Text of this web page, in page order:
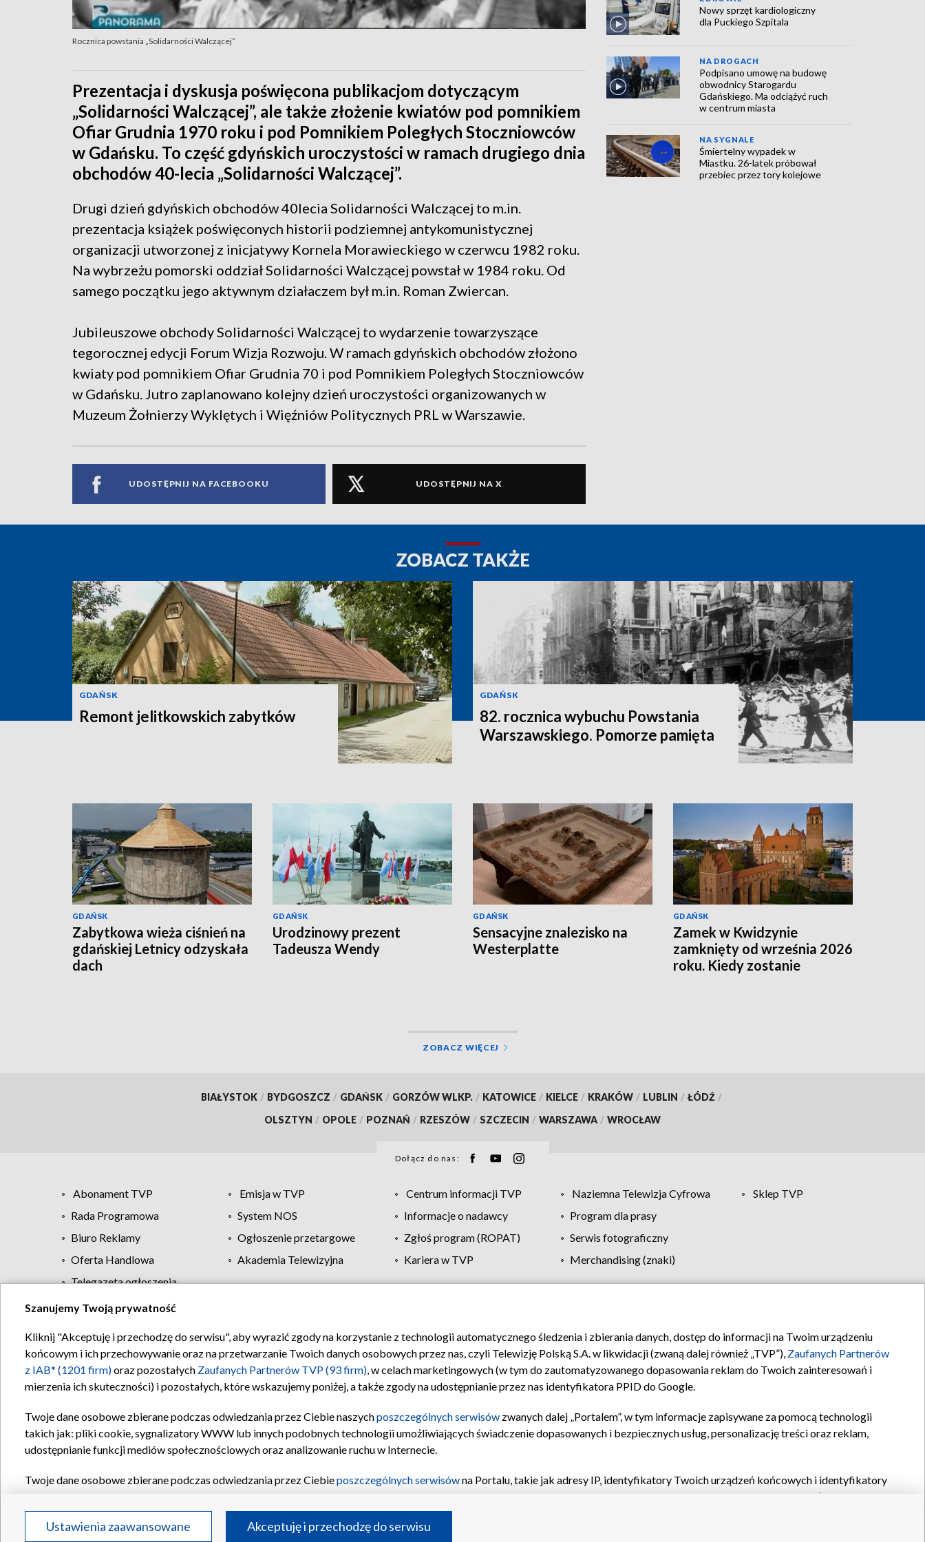
Rocznica powstania „Solidarności Walczącej”
Prezentacja i dyskusja poświęcona publikacjom dotyczącym
„Solidarności Walczącej”, ale także złożenie kwiatów pod pomnikiem
Ofiar Grudnia 1970 roku i pod Pomnikiem Poległych Stoczniowców
w Gdańsku. To część gdyńskich uroczystości w ramach drugiego dnia
obchodów 40-lecia „Solidarności Walczącej”.
Drugi dzień gdyńskich obchodów 40lecia Solidarności Walczącej to m.in.
prezentacja książek poświęconych historii podziemnej antykomunistycznej
organizacji utworzonej z inicjatywy Kornela Morawieckiego w czerwcu 1982 roku.
Na wybrzeżu pomorski oddział Solidarności Walczącej powstał w 1984 roku. Od
samego początku jego aktywnym działaczem był m.in. Roman Zwiercan.
Jubileuszowe obchody Solidarności Walczącej to wydarzenie towarzyszące
tegorocznej edycji Forum Wizja Rozwoju. W ramach gdyńskich obchodów złożono
kwiaty pod pomnikiem Ofiar Grudnia 70 i pod Pomnikiem Poległych Stoczniowców
w Gdańsku. Jutro zaplanowano kolejny dzień uroczystości organizowanych w
Muzeum Żołnierzy Wyklętych i Więźniów Politycznych PRL w Warszawie.
UDOSTĘPNIJ NA FACEBOOKU UDOSTĘPNIJ NA X
Nowy sprzęt kardiologiczny
dla Puckiego Szpitala
NA DROGACH
Podpisano umowę na budowę
obwodnicy Starogardu
Gdańskiego. Ma odciążyć ruch
w centrum miasta
NA SYGNALE
Śmiertelny wypadek w
Miastku. 26-latek próbował
przebiec przez tory kolejowe
ZOBACZ TAKŻE
GDAŃSK
Remont jelitkowskich zabytków
GDAŃSK
82. rocznica wybuchu Powstania
Warszawskiego. Pomorze pamięta
GDAŃSK
Zabytkowa wieża ciśnień na
gdańskiej Letnicy odzyskała
dach
GDAŃSK
Urodzinowy prezent
Tadeusza Wendy
GDAŃSK
Sensacyjne znalezisko na
Westerplatte
GDAŃSK
Zamek w Kwidzynie
zamknięty od września 2026
roku. Kiedy zostanie
ZOBACZ WIĘCEJ
BIAŁYSTOK / BYDGOSZCZ / GDAŃSK / GORZÓW WLKP. / KATOWICE / KIELCE / KRAKÓW / LUBLIN / ŁÓDŹ /
OLSZTYN / OPOLE / POZNAŃ / RZESZÓW / SZCZECIN / WARSZAWA / WROCŁAW
Dołącz do nas:
Abonament TVP Emisja w TVP Centrum informacji TVP Naziemna Telewizja Cyfrowa
Sklep TVP
Rada Programowa
System NOS Informacje o nadawcy
Program dla prasy
Biuro Reklamy
Ogłoszenie przetargowe Zgłoś program (ROPAT)
Serwis fotograficzny
Oferta Handlowa
Akademia Telewizyjna Kariera w TVP
Merchandising (znaki)
Telegazeta ogłoszenia
Regulamin TVP Polityka prywatności Moje zgody Pomoc Biuro reklamy Kontakt
Szanujemy Twoją prywatność
Kliknij "Akceptuję i przechodzę do serwisu", aby wyrazić zgody na korzystanie z technologii automatycznego śledzenia i zbierania danych, dostęp do informacji na Twoim urządzeniu
końcowym i ich przechowywanie oraz na przetwarzanie Twoich danych osobowych przez nas, czyli Telewizję Polską S.A. w likwidacji (zwaną dalej również „TVP”), Zaufanych Partnerów
z IAB* (1201 firm)oraz pozostałych Zaufanych Partnerów TVP (93 firm), w celach marketingowych (w tym do zautomatyzowanego dopasowania reklam do Twoich zainteresowań i
mierzenia ich skuteczności) i pozostałych, które wskazujemy poniżej, a także zgody na udostępnianie przez nas identyfikatora PPID do Google.
Twoje dane osobowe zbierane podczas odwiedzania przez Ciebie naszychposzczególnych serwisów zwanych dalej „Portalem”, w tym informacje zapisywane za pomocą technologii
takich jak: pliki cookie, sygnalizatory WWW lub innych podobnych technologii umożliwiających świadczenie dopasowanych i bezpiecznych usług, personalizację treści oraz reklam,
udostępnianie funkcji mediów społecznościowych oraz analizowanie ruchu w Internecie.
Twoje dane osobowe zbierane podczas odwiedzania przez Ciebieposzczególnych serwisówna Portalu, takie jak adresy IP, identyfikatory Twoich urządzeń końcowych i identyfikatory
oraz pozostałych
Partnerów TVPdla realizacji następujących celów i funkcji: przechowywania informacji na urządzeniu lub dostęp do nich, wyboru podstawowych reklam, wyboru spersonalizowanych
reklam, tworzenia profilu spersonalizowanych reklam, tworzenia profilu spersonalizowanych treści, wyboru spersonalizowanych treści, pomiaru wydajności reklam, pomiaru wydajności
Ustawienia zaawansowane Akceptuję i przechodzę do serwisu